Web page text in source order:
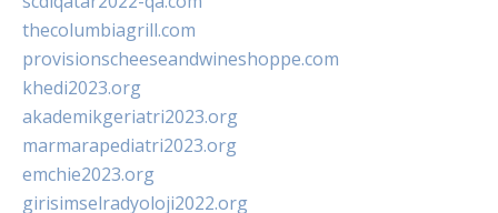
thecolumbiagrill.com
provisionscheeseandwineshoppe.com
khedi2023.org
akademikgeriatri2023.org
marmarapediatri2023.org
emchie2023.org
girisimselradyoloji2022.org